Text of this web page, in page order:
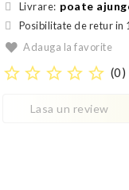
Livrare: poate
Posibilitate de retur in
Adauga la favorite
star_border star_border star_border star_border star_border (0)
Lasa un review